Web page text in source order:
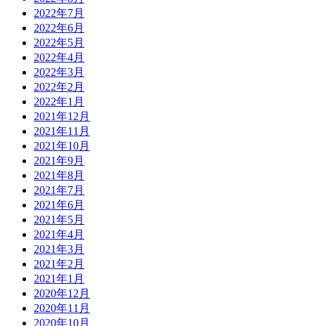
2022年7月
2022年6月
2022年5月
2022年4月
2022年3月
2022年2月
2022年1月
2021年12月
2021年11月
2021年10月
2021年9月
2021年8月
2021年7月
2021年6月
2021年5月
2021年4月
2021年3月
2021年2月
2021年1月
2020年12月
2020年11月
2020年10月